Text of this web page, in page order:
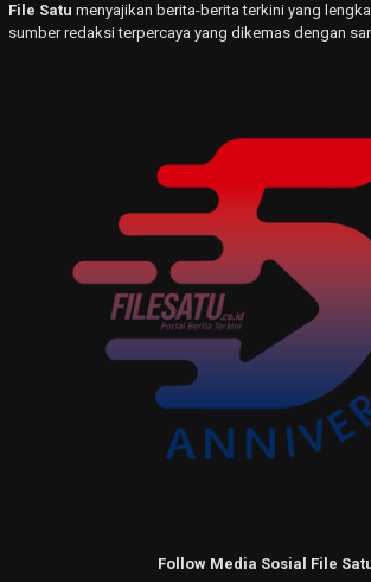
File Satu menyajikan berita-berita terkini yang
sumber redaksi terpercaya yang dikemas dengan
Follow Media Sosial File